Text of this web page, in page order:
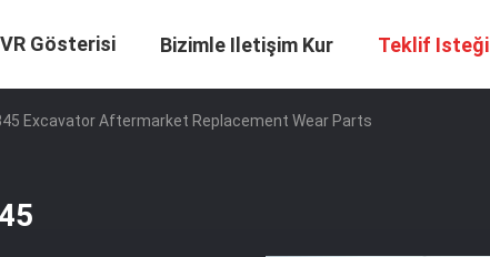
VR Gösterisi Bizimle Iletişim Kur Teklif Isteği
Excavator Aftermarket Replacement Wear Parts